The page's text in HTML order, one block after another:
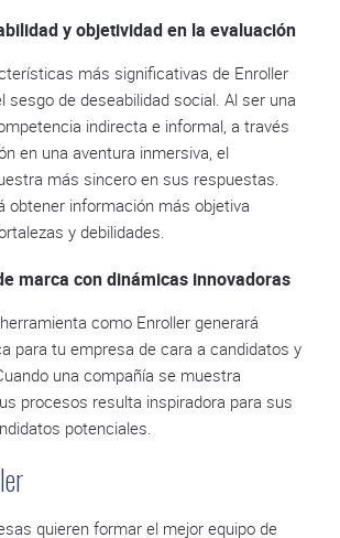
y objetividad en la evaluación
más significativas de Enroller
sesgo de deseabilidad social. Al ser una
indirecta e informal, a través
en una aventura inmersiva, el
más sincero en sus respuestas.
obtener información más objetiva
y debilidades.
marca con dinámicas innovadoras
como Enroller generará
para tu empresa de cara a candidatos y
una compañía se muestra
procesos resulta inspiradora para sus
potenciales.
quieren formar el mejor equipo de